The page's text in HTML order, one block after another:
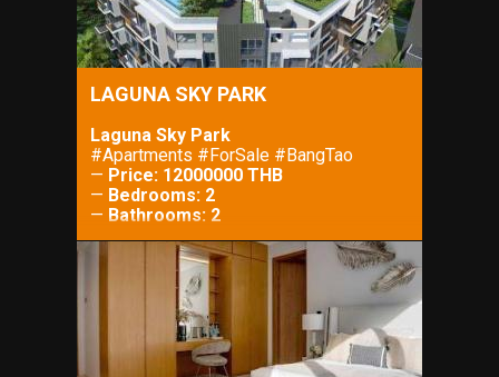
LAGUNA SKY PARK
Laguna Sky Park
#Apartments #ForSale #BangTao
— Price: 12000000 THB
— Bedrooms: 2
— Bathrooms: 2
—Property Size: 53 m²
— Lot Size: m²